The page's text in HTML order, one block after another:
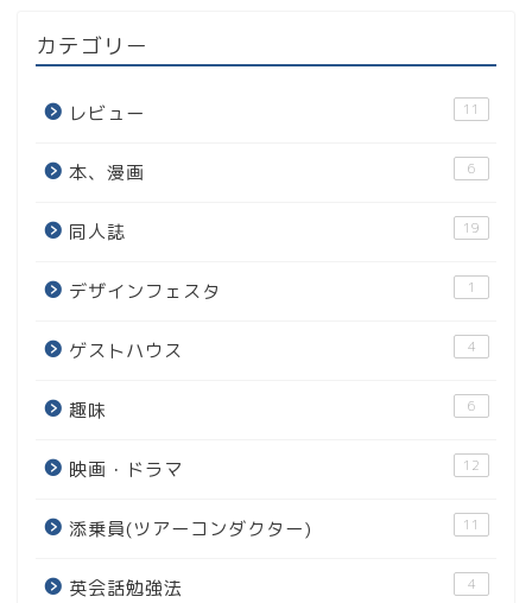
カテゴリー
レビュー 11
本、漫画 6
同人誌 19
デザインフェスタ 1
ゲストハウス 4
趣味 6
映画・ドラマ 12
添乗員(ツアーコンダクター) 11
英会話勉強法 4